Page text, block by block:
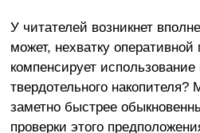
У читателей возникнет
может, нехватку оперативной
компенсирует
твердотельного
заметно быстрее
проверки этого